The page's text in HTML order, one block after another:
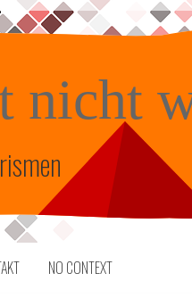
nicht
NO CONTEXT